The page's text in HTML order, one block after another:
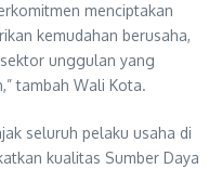
menciptakan
kemudahan berusaha,
unggulan yang
tambah Wali Kota.
seluruh pelaku usaha di
kualitas Sumber Daya